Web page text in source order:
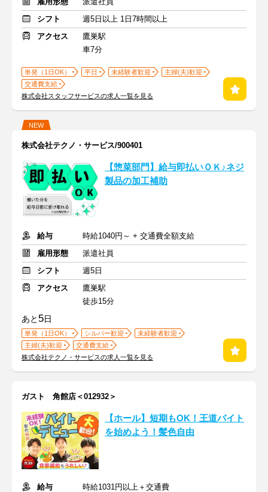
シフト
週5日以上 1日7時間以上
アクセス
鷹巣駅
車7分
単発（1日OK） 平日 未経験者歓迎
主婦(夫)歓迎
交通費支給
株式会社スタッフサービスの求人一覧を見る
NEW
株式会社テクノ・サービス/900401
【惣菜部門】給与即払いＯＫ♪ネジ
製品の加工補助
給与
時給1040円～ + 交通費全額支給
雇用形態
派遣社員
シフト
週5日
アクセス
鷹巣駅
徒歩15分
あと 5日
単発（1日OK） シルバー歓迎
未経験者歓迎
主婦(夫)歓迎
交通費支給
株式会社テクノ・サービスの求人一覧を見る
ガスト 角館店＜012932＞
【ホール】短期もOK！王道バイト
を始めよう！髪色自由
給与
時給1031円以上＋交通費